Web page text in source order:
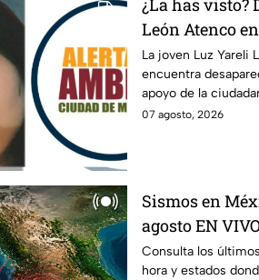
¿La has visto?
León Atenco
Alerta AMBER
La joven Luz Yareli
encuentra
apoyo de la
07 agosto, 2026
Sismos en
agosto EN
tiempo real
Consulta los
hora y estados